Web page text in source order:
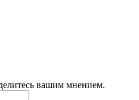
вашим мнением.